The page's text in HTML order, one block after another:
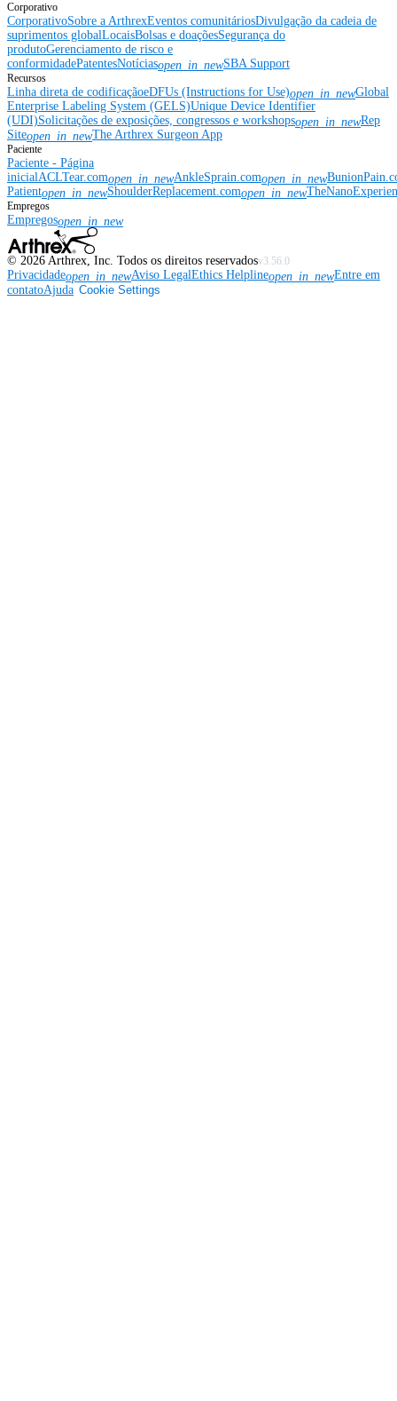
Corporativo
CorporativoSobre a ArthrexEventos comunitáriosDivulgação da cadeia de
suprimentos globalLocaisBolsas e doaçõesSegurança do
produtoGerenciamento de risco e
conformidadePatentesNotíciasopen_in_newSBA Support
Recursos
Linha direta de codificaçãoeDFUs (Instructions for Use)open_in_newGlobal
Enterprise Labeling System (GELS)Unique Device Identifier
(UDI)Solicitações de exposições, congressos e workshopsopen_in_newRep
Siteopen_in_newThe Arthrex Surgeon App
Paciente
Paciente - Página
inicial ACLTear.comopen_in_newAnkleSprain.comopen_in_new
Patientopen_in_newShoulderReplacement.comopen_in_new
Empregos
Empregosopen_in_new
© 2026 Arthrex, Inc. Todos os direitos reservadosv3.56.0
Privacidadeopen_in_newAviso LegalEthics Helplineopen_in_newEntre em
contatoAjuda Cookie Settings